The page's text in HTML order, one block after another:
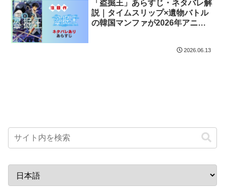
「盗掘王」あらすじ・ネタバレ解
説｜タイムスリップ×遺物バトル
の韓国マンファが2026年アニメ
2026.06.13